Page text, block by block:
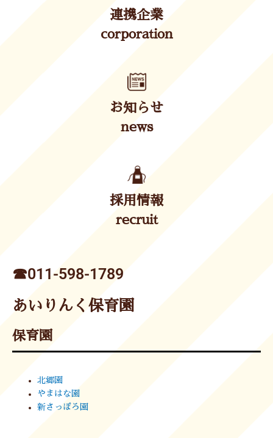
連携企業
corporation
お知らせ
news
採用情報
recruit
☎︎011-598-1789
あいりんく保育園
保育園
北郷園
やまはな園
新さっぽろ園